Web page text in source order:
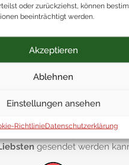
oder zurückziehst, können
beeinträchtigt werden.
Akzeptieren
Ablehnen
Einstellungen ansehen
RichtlinieDatenschutzerklärung
Österreichs kostenlos
gerne so,
gesendet werden